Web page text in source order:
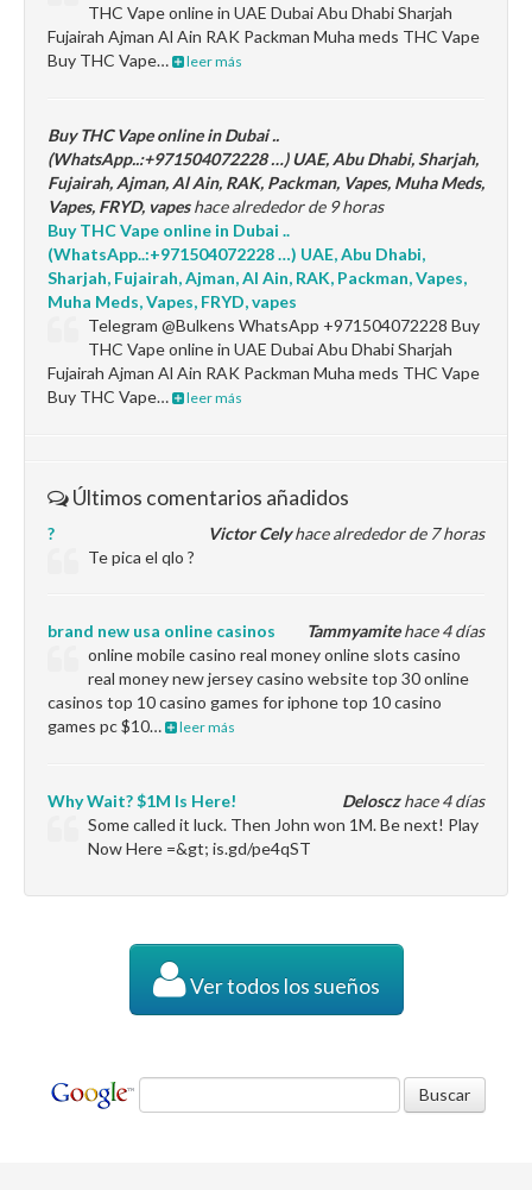
THC Vape online in UAE Dubai Abu Dhabi Sharjah
Fujairah Ajman Al Ain RAK Packman Muha meds THC Vape
Buy THC Vape…
leer más
Buy THC Vape online in Dubai ..
(WhatsApp..:+971504072228 …) UAE, Abu Dhabi, Sharjah,
Fujairah, Ajman, Al Ain, RAK, Packman, Vapes, Muha Meds,
Vapes, FRYD, vapeshace alrededor de 9 horas
Buy THC Vape online in Dubai ..
(WhatsApp..:+971504072228 …) UAE, Abu Dhabi,
Sharjah, Fujairah, Ajman, Al Ain, RAK, Packman, Vapes,
Muha Meds, Vapes, FRYD, vapes
Telegram @Bulkens WhatsApp +971504072228 Buy
THC Vape online in UAE Dubai Abu Dhabi Sharjah
Fujairah Ajman Al Ain RAK Packman Muha meds THC Vape
Buy THC Vape…
leer más
Últimos comentarios añadidos
Victor Celyhace alrededor de 7 horas
?
Te pica el qlo ?
Tammyamitehace 4 días
brand new usa online casinos
online mobile casino real money online slots casino
real money new jersey casino website top 30 online
casinos top 10 casino games for iphone top 10 casino
games pc $10…
leer más
Delosczhace 4 días
Why Wait? $1M Is Here!
Some called it luck. Then John won 1M. Be next! Play
Now Here =&gt; is.gd/pe4qST
Ver todos los sueños